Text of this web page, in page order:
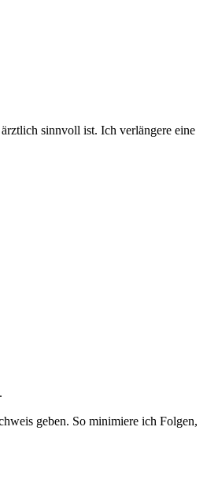
sinnvoll ist. Ich verlängere eine
geben. So minimiere ich Folgen,